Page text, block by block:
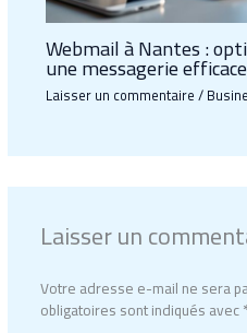
Webmail à Nantes :
une messagerie efficace
Laisser un commentaire/
Laisser un
Votre adresse e-mail ne sera
obligatoires sont indiqués avec*